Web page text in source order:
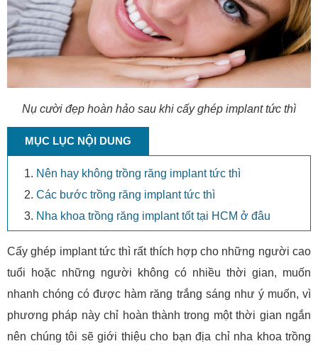
Nụ cười đẹp hoàn hảo sau khi cấy ghép implant tức thì
MỤC LỤC NỘI DUNG
Nên hay không trồng răng implant tức thì
Các bước trồng răng implant tức thì
Nha khoa trồng răng implant tốt tại HCM ở đâu
Cấy ghép implant tức thì rất thích hợp cho những người cao
tuổi hoặc những người không có nhiều thời gian, muốn
nhanh chóng có được hàm răng trắng sáng như ý muốn, vì
phương pháp này chỉ hoàn thành trong một thời gian ngắn
nên chúng tôi sẽ giới thiệu cho bạn địa chỉ nha khoa trồng